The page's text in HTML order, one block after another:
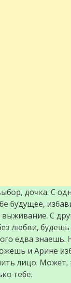
дочка. С
будущее,
С
любви,
едва знаешь.
и Арине
лицо. Может,
тебе.